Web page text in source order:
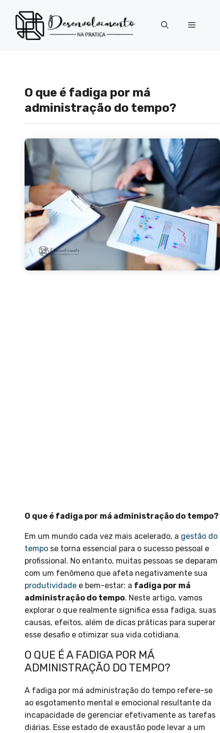
para
conteúdo
Menu
O que é fadiga por má
administração do tempo?
O que é fadiga por má administração do tempo?
Em um mundo cada vez mais acelerado, a gestão do
tempo se torna essencial para o sucesso pessoal e
profissional. No entanto, muitas pessoas se deparam
com um fenômeno que afeta negativamente sua
produtividade e bem-estar: a fadiga por má
administração do tempo. Neste artigo, vamos
explorar o que realmente significa essa fadiga, suas
causas, efeitos, além de dicas práticas para superar
esse desafio e otimizar sua vida cotidiana.
O QUE É A FADIGA POR MÁ
ADMINISTRAÇÃO DO TEMPO?
A fadiga por má administração do tempo refere-se
ao esgotamento mental e emocional resultante da
incapacidade de gerenciar efetivamente as tarefas
diárias. Esse estado de exaustão pode levar a um